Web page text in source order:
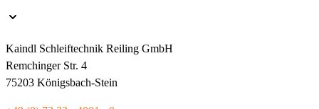
Kaindl Schleiftechnik Reiling GmbH
Remchinger Str. 4
75203 Königsbach-Stein